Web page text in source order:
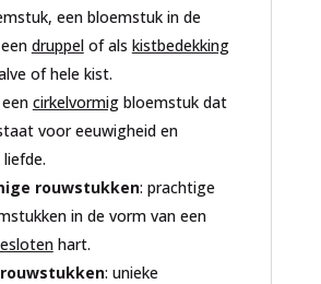
een bloemstuk in de
druppelof als kistbedekking
of hele kist.
cirkelvormigbloemstuk dat
voor eeuwigheid en
rouwstukken: prachtige
in de vorm van een
hart.
: unieke